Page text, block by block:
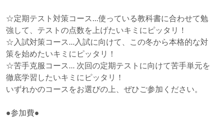
☆定期テスト対策コース...使っている教科書に合わせて勉
強して、テストの点数を上げたいキミにピッタリ！
☆入試対策コース...入試に向けて、この冬から本格的な対
策を始めたいキミにピッタリ！
☆苦手克服コース... 次回の定期テストに向けて苦手単元を
徹底学習したいキミにピッタリ！
いずれかのコースをお選びの上、ぜひご参加ください。
●参加費●